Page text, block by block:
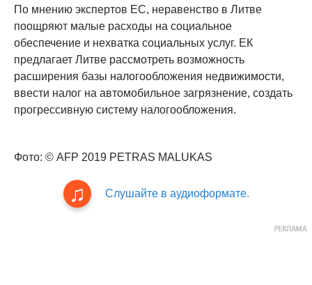
По мнению экспертов ЕС, неравенство в Литве
поощряют малые расходы на социальное
обеспечение и нехватка социальных услуг. ЕК
предлагает Литве рассмотреть возможность
расширения базы налогообложения недвижимости,
ввести налог на автомобильное загрязнение, создать
прогрессивную систему налогообложения.
Фото: © AFP 2019 PETRAS MALUKAS
Слушайте в аудиоформате.